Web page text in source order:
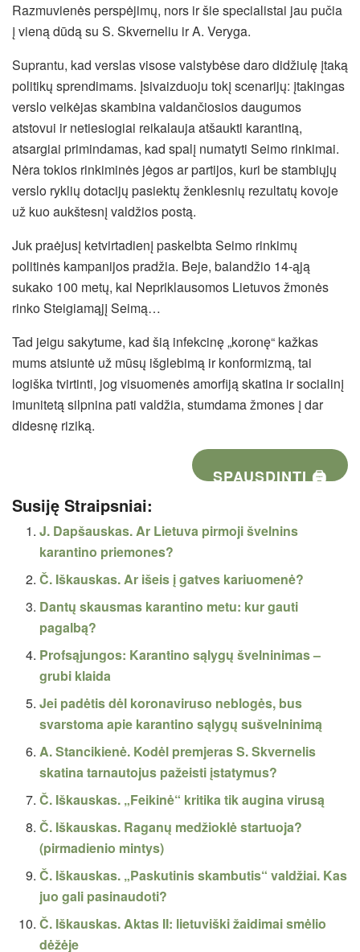
Razmuvienės perspėjimų, nors ir šie specialistai jau pučia
į vieną dūdą su S. Skverneliu ir A. Veryga.
Suprantu, kad verslas visose valstybėse daro didžiulę įtaką
politikų sprendimams. Įsivaizduoju tokį scenarijų: įtakingas
verslo veikėjas skambina valdančiosios daugumos
atstovui ir netiesiogiai reikalauja atšaukti karantiną,
atsargiai primindamas, kad spalį numatyti Seimo rinkimai.
Nėra tokios rinkiminės jėgos ar partijos, kuri be stambiųjų
verslo ryklių dotacijų pasiektų ženklesnių rezultatų kovoje
už kuo aukštesnį valdžios postą.
Juk praėjusį ketvirtadienį paskelbta Seimo rinkimų
politinės kampanijos pradžia. Beje, balandžio 14-ąją
sukako 100 metų, kai Nepriklausomos Lietuvos žmonės
rinko Steigiamąjį Seimą…
Tad jeigu sakytume, kad šią infekcinę „koronę“ kažkas
mums atsiuntė už mūsų išglebimą ir konformizmą, tai
logiška tvirtinti, jog visuomenės amorfiją skatina ir socialinį
imunitetą silpnina pati valdžia, stumdama žmones į dar
didesnę riziką.
SPAUSDINTI 🖨
Susiję Straipsniai:
J. Dapšauskas. Ar Lietuva pirmoji švelnins
karantino priemones?
Č. Iškauskas. Ar išeis į gatves kariuomenė?
Dantų skausmas karantino metu: kur gauti
pagalbą?
Profsąjungos: Karantino sąlygų švelninimas –
grubi klaida
Jei padėtis dėl koronaviruso neblogės, bus
svarstoma apie karantino sąlygų sušvelninimą
A. Stancikienė. Kodėl premjeras S. Skvernelis
skatina tarnautojus pažeisti įstatymus?
Č. Iškauskas. „Feikinė“ kritika tik augina virusą
Č. Iškauskas. Raganų medžioklė startuoja?
(pirmadienio mintys)
Č. Iškauskas. „Paskutinis skambutis“ valdžiai. Kas
juo gali pasinaudoti?
Č. Iškauskas. Aktas II: lietuviški žaidimai smėlio
dėžėje